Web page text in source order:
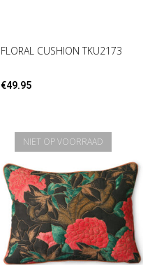
FLORAL CUSHION TKU2173
€49.95
NIET OP VOORRAAD